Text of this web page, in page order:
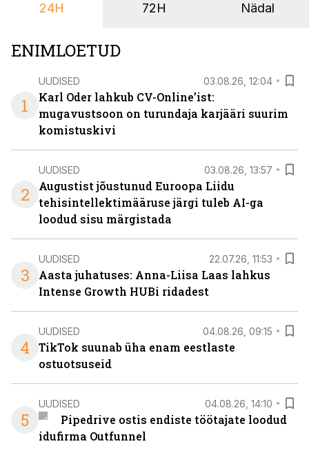
nendele vajadustele vastanud uuendusega, mis pakub
24H 72H Nädal
ENIMLOETUD
1
UUDISED 03.08.26, 12:04
Karl Oder lahkub CV-Online’ist:
mugavustsoon on turundaja karjääri suurim
komistuskivi
2
UUDISED 03.08.26, 13:57
Augustist jõustunud Euroopa Liidu
tehisintellektimääruse järgi tuleb AI-ga
loodud sisu märgistada
3
UUDISED 22.07.26, 11:53
Aasta juhatuses: Anna-Liisa Laas lahkus
Intense Growth HUBi ridadest
4
UUDISED 04.08.26, 09:15
TikTok suunab üha enam eestlaste
ostuotsuseid
5
UUDISED 04.08.26, 14:10
Pipedrive ostis endiste töötajate loodud
idufirma Outfunnel